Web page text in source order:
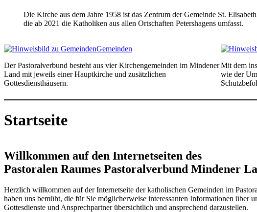
Die Kirche aus dem Jahre 1958 ist das Zentrum der Gemeinde St.
die ab 2021 die Katholiken aus allen Ortschaften Petershagens umfasst.
Gemeinden
Der Pastoralverbund besteht aus vier Kirchengemeinden im Mindener
Land mit jeweils einer Hauptkirche und zusätzlichen
Gottesdiensthäusern.
Mit dem
wie der
Startseite
Willkommen auf den Internetseiten des
Pastoralen Raumes Pastoralverbund Mindener
Herzlich willkommen auf der Internetseite der katholischen Gemeinden im
haben uns bemüht, die für Sie möglicherweise interessanten Informationen über
Gottesdienste und Ansprechpartner übersichtlich und ansprechend darzustellen.